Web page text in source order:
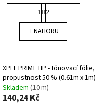
O
v
l
a
c
í
p
S
t
r
á
n
v
á
n
1 2
NAHORU
XPEL PRIME HP - tónovací fólie,
propustnost 50 % (0.61m x 1m)
Skladem(10 m)
140,24 Kč